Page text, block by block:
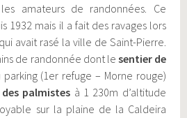
amateurs de randonnées. Ce
1932 mais il a fait des ravages lors
avait rasé la ville de Saint-Pierre.
de randonnée dont le sentier de
(1er refuge – Morne rouge)
palmistes à 1 230m d’altitude
sur la plaine de la Caldeira